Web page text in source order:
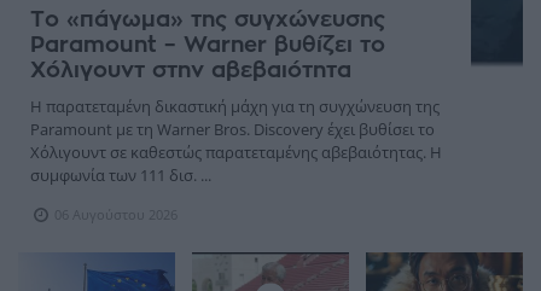
Το «πάγωμα» της συγχώνευσης
Paramount – Warner βυθίζει το
Χόλιγουντ στην αβεβαιότητα
Η παρατεταμένη δικαστική μάχη για τη συγχώνευση της
Paramount με τη Warner Bros. Discovery έχει βυθίσει το
Χόλιγουντ σε καθεστώς παρατεταμένης αβεβαιότητας. Η
συμφωνία των 111 δισ. ...
06 Αυγούστου 2026